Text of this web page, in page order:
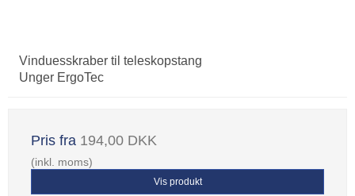
Vinduesskraber til teleskopstang
Unger ErgoTec
Pris fra 194,00 DKK
(inkl. moms)
Vis produkt